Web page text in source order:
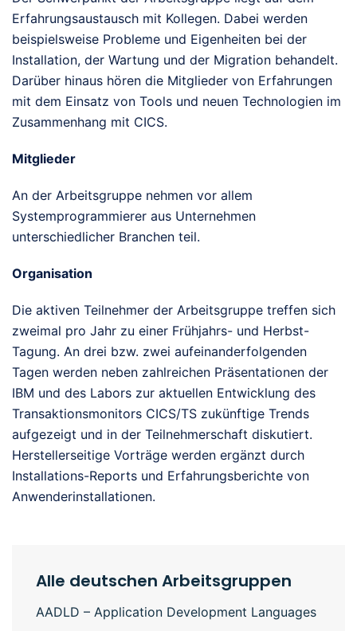
Erfahrungsaustausch mit Kollegen. Dabei werden
beispielsweise Probleme und Eigenheiten bei der
Installation, der Wartung und der Migration behandelt.
Darüber hinaus hören die Mitglieder von Erfahrungen
mit dem Einsatz von Tools und neuen Technologien im
Zusammenhang mit CICS.
Mitglieder
An der Arbeitsgruppe nehmen vor allem
Systemprogrammierer aus Unternehmen
unterschiedlicher Branchen teil.
Organisation
Die aktiven Teilnehmer der Arbeitsgruppe treffen sich
zweimal pro Jahr zu einer Frühjahrs- und Herbst-
Tagung. An drei bzw. zwei aufeinanderfolgenden
Tagen werden neben zahlreichen Präsentationen der
IBM und des Labors zur aktuellen Entwicklung des
Transaktionsmonitors CICS/TS zukünftige Trends
aufgezeigt und in der Teilnehmerschaft diskutiert.
Herstellerseitige Vorträge werden ergänzt durch
Installations-Reports und Erfahrungsberichte von
Anwenderinstallationen.
Alle deutschen Arbeitsgruppen
AADLD – Application Development Languages